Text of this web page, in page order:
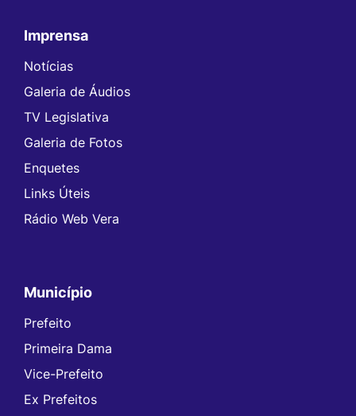
Imprensa
Notícias
Galeria de Áudios
TV Legislativa
Galeria de Fotos
Enquetes
Links Úteis
Rádio Web Vera
Município
Prefeito
Primeira Dama
Vice-Prefeito
Ex Prefeitos